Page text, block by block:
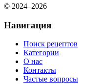
© 2024–2026
Навигация
Поиск рецептов
Категории
О нас
Контакты
Частые вопросы